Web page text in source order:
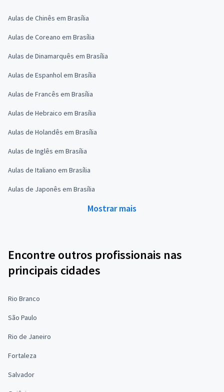
Aulas de Chinês em Brasília
Aulas de Coreano em Brasília
Aulas de Dinamarquês em Brasília
Aulas de Espanhol em Brasília
Aulas de Francês em Brasília
Aulas de Hebraico em Brasília
Aulas de Holandês em Brasília
Aulas de Inglês em Brasília
Aulas de Italiano em Brasília
Aulas de Japonês em Brasília
Mostrar mais
Encontre outros profissionais nas
principais cidades
Rio Branco
São Paulo
Rio de Janeiro
Fortaleza
Salvador